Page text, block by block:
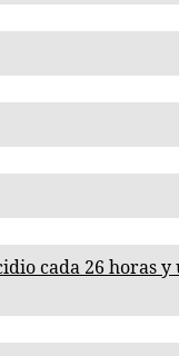
cada 26 horas